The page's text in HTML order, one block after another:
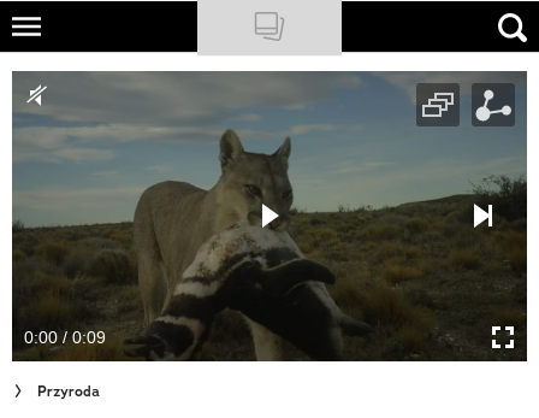
Skip
main
content
NATIONAL GEOGRAPHIC
TRAVELER
PODCASTY
Sklep
Newsletter
Cuda Polski
Wielki Konkurs Fotograficzny
0:00 / 0:09
Przyroda